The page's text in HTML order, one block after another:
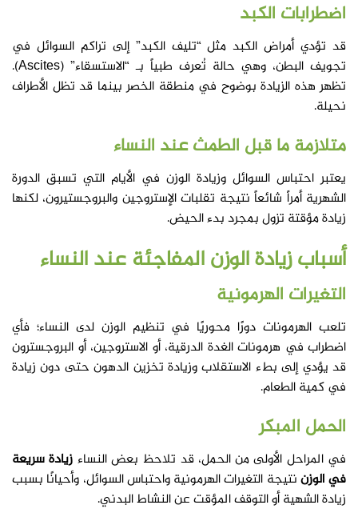
اضطرابات الكبد
قد تؤدي أمراض الكبد مثل “تليف الكبد” إلى تراكم السوائل في
تجويف البطن، وهي حالة تُعرف طبياً بـ “الاستسقاء” (Ascites).
تظهر هذه الزيادة بوضوح في منطقة الخصر بينما قد تظل الأطراف
نحيلة.
متلازمة ما قبل الطمث عند النساء
يعتبر احتباس السوائل وزيادة الوزن في الأيام التي تسبق الدورة
الشهرية أمراً شائعاً نتيجة تقلبات الإستروجين والبروجستيرون، لكنها
زيادة مؤقتة تزول بمجرد بدء الحيض.
أسباب زيادة الوزن المفاجئة عند النساء
التغيرات الهرمونية
تلعب الهرمونات دورًا محوريًا في تنظيم الوزن لدى النساء؛ فأي
اضطراب في هرمونات الغدة الدرقية، أو الاستروجين، أو البروجسترون
قد يؤدي إلى بطء الاستقلاب وزيادة تخزين الدهون حتى دون زيادة
في كمية الطعام.
الحمل المبكر
في المراحل الأولى من الحمل، قد تلاحظ بعض النساء زيادة سريعة
في الوزننتيجة التغيرات الهرمونية واحتباس السوائل، وأحيانًا بسبب
زيادة الشهية أو التوقف المؤقت عن النشاط البدني.